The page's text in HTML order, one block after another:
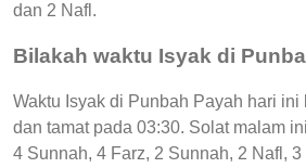
dan 2 Nafl.
Bilakah waktu Isyak di
Waktu Isyak di Punbah Payah hari ini
dan tamat pada 03:30. Solat malam
4 Sunnah, 4 Farz, 2 Sunnah, 2 Nafl, 3